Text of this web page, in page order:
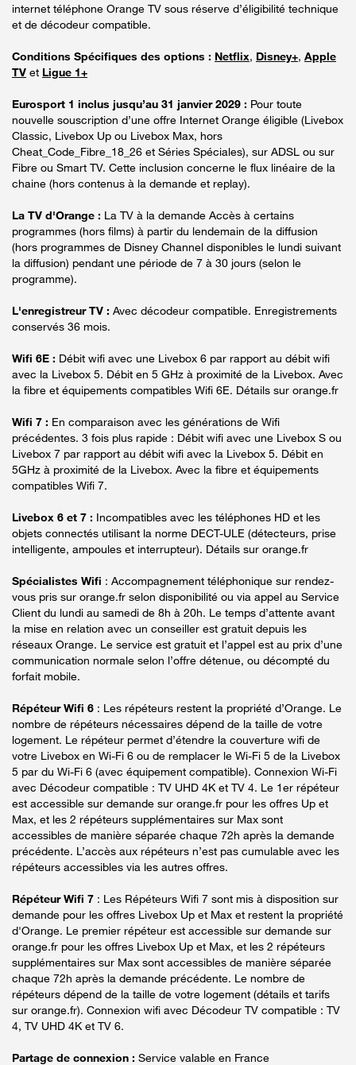
internet téléphone Orange TV sous réserve d’éligibilité technique
et de décodeur compatible.
Conditions Spécifiques des options : Netflix, Disney+, Apple
TV et Ligue 1+
Eurosport 1 inclus jusqu’au 31 janvier 2029 : Pour toute
nouvelle souscription d’une offre Internet Orange éligible (Livebox
Classic, Livebox Up ou Livebox Max, hors
Cheat_Code_Fibre_18_26 et Séries Spéciales), sur ADSL ou sur
Fibre ou Smart TV. Cette inclusion concerne le flux linéaire de la
chaine (hors contenus à la demande et replay).
La TV d'Orange : La TV à la demande Accès à certains
programmes (hors films) à partir du lendemain de la diffusion
(hors programmes de Disney Channel disponibles le lundi suivant
la diffusion) pendant une période de 7 à 30 jours (selon le
programme).
L'enregistreur TV : Avec décodeur compatible. Enregistrements
conservés 36 mois.
Wifi 6E : Débit wifi avec une Livebox 6 par rapport au débit wifi
avec la Livebox 5. Débit en 5 GHz à proximité de la Livebox. Avec
la fibre et équipements compatibles Wifi 6E. Détails sur orange.fr
Wifi 7 : En comparaison avec les générations de Wifi
précédentes. 3 fois plus rapide : Débit wifi avec une Livebox S ou
Livebox 7 par rapport au débit wifi avec la Livebox 5. Débit en
5GHz à proximité de la Livebox. Avec la fibre et équipements
compatibles Wifi 7.
Livebox 6 et 7 : Incompatibles avec les téléphones HD et les
objets connectés utilisant la norme DECT-ULE (détecteurs, prise
intelligente, ampoules et interrupteur). Détails sur orange.fr
Spécialistes Wifi : Accompagnement téléphonique sur rendez-
vous pris sur orange.fr selon disponibilité ou via appel au Service
Client du lundi au samedi de 8h à 20h. Le temps d’attente avant
la mise en relation avec un conseiller est gratuit depuis les
réseaux Orange. Le service est gratuit et l’appel est au prix d’une
communication normale selon l’offre détenue, ou décompté du
forfait mobile.
Répéteur Wifi 6 : Les répéteurs restent la propriété d’Orange. Le
nombre de répéteurs nécessaires dépend de la taille de votre
logement. Le répéteur permet d’étendre la couverture wifi de
votre Livebox en Wi-Fi 6 ou de remplacer le Wi-Fi 5 de la Livebox
5 par du Wi-Fi 6 (avec équipement compatible). Connexion Wi-Fi
avec Décodeur compatible : TV UHD 4K et TV 4. Le 1er répéteur
est accessible sur demande sur orange.fr pour les offres Up et
Max, et les 2 répéteurs supplémentaires sur Max sont
accessibles de manière séparée chaque 72h après la demande
précédente. L’accès aux répéteurs n’est pas cumulable avec les
répéteurs accessibles via les autres offres.
Répéteur Wifi 7 : Les Répéteurs Wifi 7 sont mis à disposition sur
demande pour les offres Livebox Up et Max et restent la propriété
d'Orange. Le premier répéteur est accessible sur demande sur
orange.fr pour les offres Livebox Up et Max, et les 2 répéteurs
supplémentaires sur Max sont accessibles de manière séparée
chaque 72h après la demande précédente. Le nombre de
répéteurs dépend de la taille de votre logement (détails et tarifs
sur orange.fr). Connexion wifi avec Décodeur TV compatible : TV
4, TV UHD 4K et TV 6.
Partage de connexion : Service valable en France